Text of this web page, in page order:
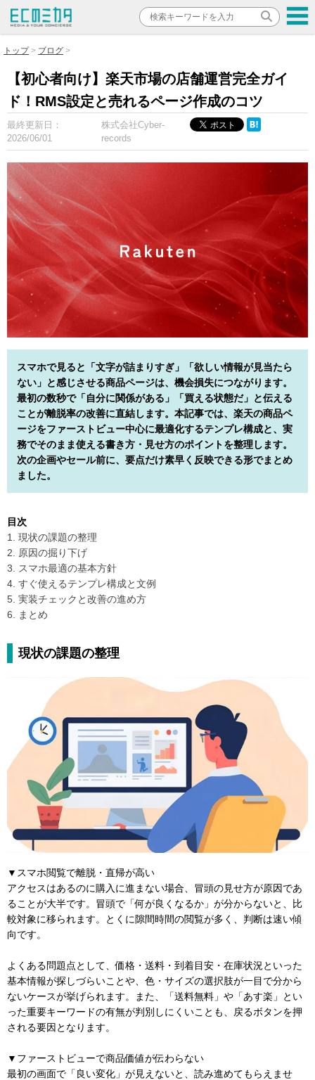
トップ ブログ
【初心者向け】楽天市場の店舗運営完全ガイ
ド！RMS設定と売れるページ作成のコツ
最終更新日：
2026/06/01
株式会社Cyber-
records
スマホで見ると「文字が詰まりすぎ」「欲しい情報が見当たら
ない」と感じさせる商品ページは、機会損失につながります。
最初の数秒で「自分に関係がある」「買える状態だ」と伝える
ことが離脱率の改善に直結します。本記事では、楽天の商品ペ
ージをファーストビュー中心に最適化するテンプレ構成と、実
務でそのまま使える書き方・見せ方のポイントを整理します。
次の企画やセール前に、要点だけ素早く反映できる形でまとめ
ました。
目次
1. 現状の課題の整理
2. 原因の掘り下げ
3. スマホ最適の基本方針
4. すぐ使えるテンプレ構成と文例
5. 実装チェックと改善の進め方
6. まとめ
現状の課題の整理
▼スマホ閲覧で離脱・直帰が高い
アクセスはあるのに購入に進まない場合、冒頭の見せ方が原因であ
ることが大半です。冒頭で「何が良くなるか」が分からないと、比
較対象に移られます。とくに隙間時間の閲覧が多く、判断は速い傾
向です。
よくある問題点として、価格・送料・到着目安・在庫状況といった
基本情報が探しづらいことや、色・サイズの選択肢が一目で分から
ないケースが挙げられます。また、「送料無料」や「あす楽」とい
った重要キーワードの有無が判別しにくいことも、戻るボタンを押
される要因となります。
▼ファーストビューで商品価値が伝わらない
最初の画面で「良い変化」が見えないと、読み進めてもらえませ